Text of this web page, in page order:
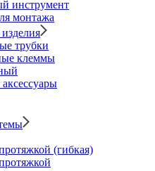
инструмент
монтажа
трубки
клеммы
(гибкая)